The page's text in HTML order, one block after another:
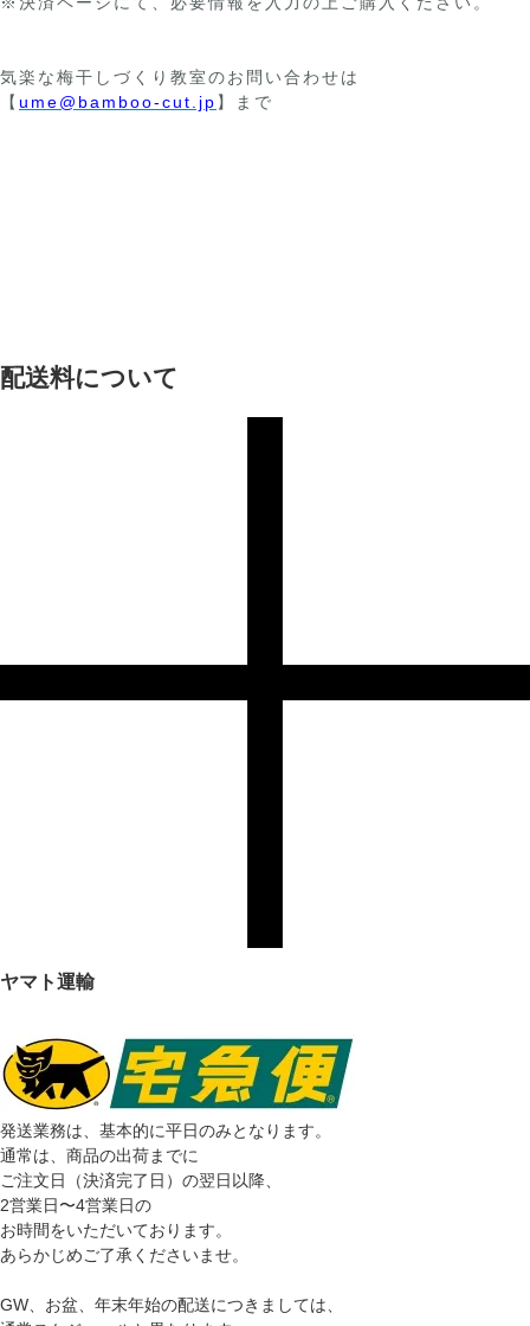
気楽な梅干しづくり教室のお問い合わせは
【 ume@bamboo-cut.jp 】まで
配送料について
ヤマト運輸
発送業務は、基本的に平日のみとなります。
通常は、商品の出荷までに
ご注文日（決済完了日）の翌日以降、
2営業日〜4営業日の
お時間をいただいております。
あらかじめご了承くださいませ。
GW、お盆、年末年始の配送につきましては、